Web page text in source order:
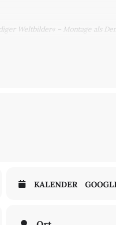
Weltbilder« – Montage als
es zum
KALENDER